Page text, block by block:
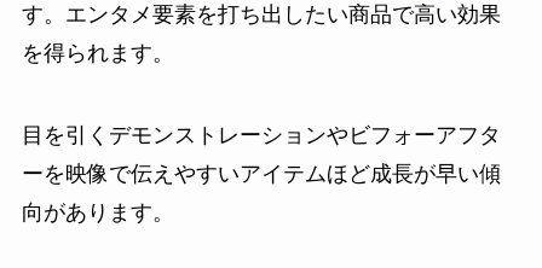
す。エンタメ要素を打ち出したい商品で高い効果
を得られます。
目を引くデモンストレーションやビフォーアフタ
ーを映像で伝えやすいアイテムほど成長が早い傾
向があります。